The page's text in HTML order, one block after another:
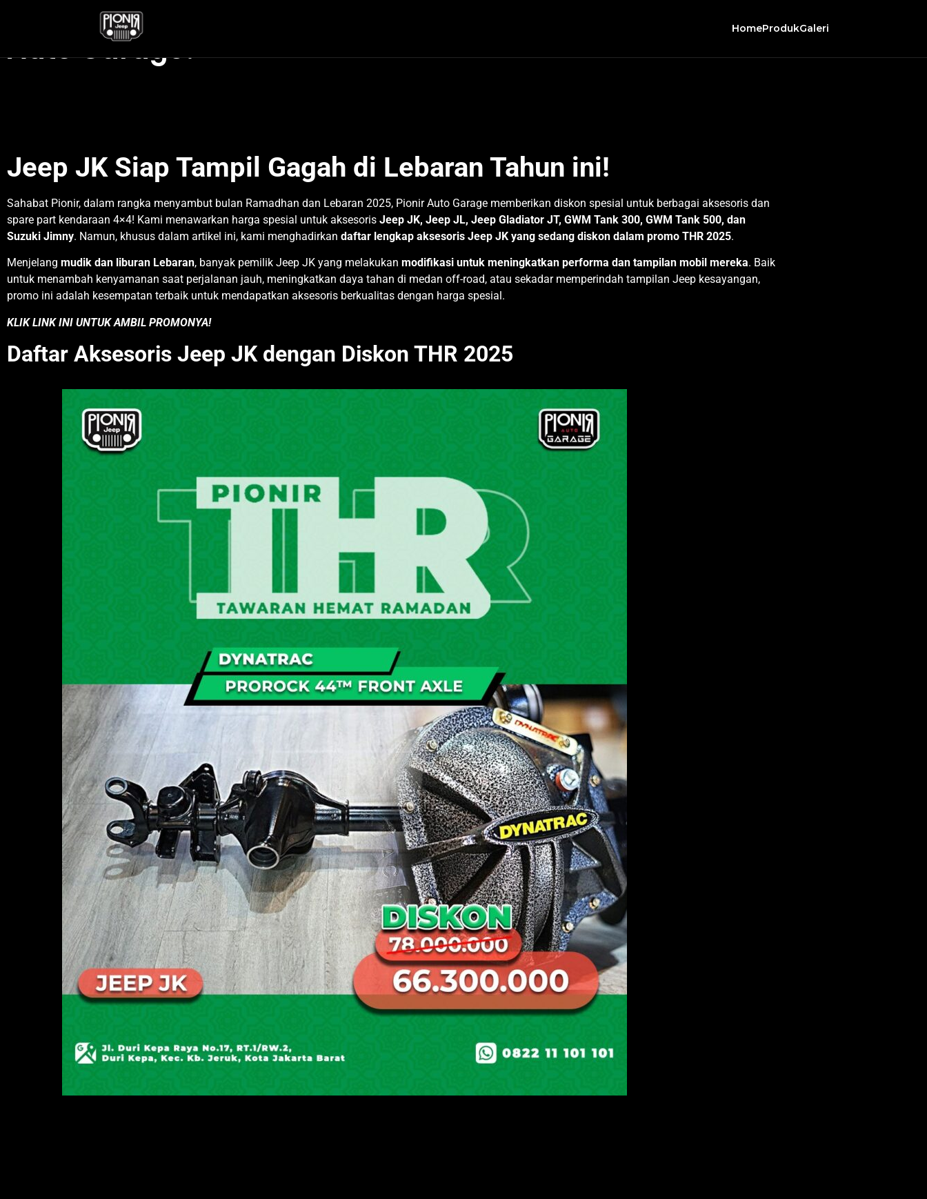
Promo THR 2025: Diskon Aksesoris Jeep JK di Pionir
Auto Garage!
HomeProdukGaleri
Jeep JK Siap Tampil Gagah di Lebaran Tahun ini!
Sahabat Pionir, dalam rangka menyambut bulan Ramadhan dan Lebaran 2025, Pionir Auto Garage memberikan diskon spesial untuk berbagai aksesoris dan
spare part kendaraan 4×4! Kami menawarkan harga spesial untuk aksesoris Jeep JK, Jeep JL, Jeep Gladiator JT, GWM Tank 300, GWM Tank 500, dan
Suzuki Jimny. Namun, khusus dalam artikel ini, kami menghadirkan daftar lengkap aksesoris Jeep JK yang sedang diskon dalam promo THR 2025.
Menjelang mudik dan liburan Lebaran, banyak pemilik Jeep JK yang melakukan modifikasi untuk meningkatkan performa dan tampilan mobil mereka. Baik
untuk menambah kenyamanan saat perjalanan jauh, meningkatkan daya tahan di medan off-road, atau sekadar memperindah tampilan Jeep kesayangan,
promo ini adalah kesempatan terbaik untuk mendapatkan aksesoris berkualitas dengan harga spesial.
KLIK LINK INI UNTUK AMBIL PROMONYA!
Daftar Aksesoris Jeep JK dengan Diskon THR 2025